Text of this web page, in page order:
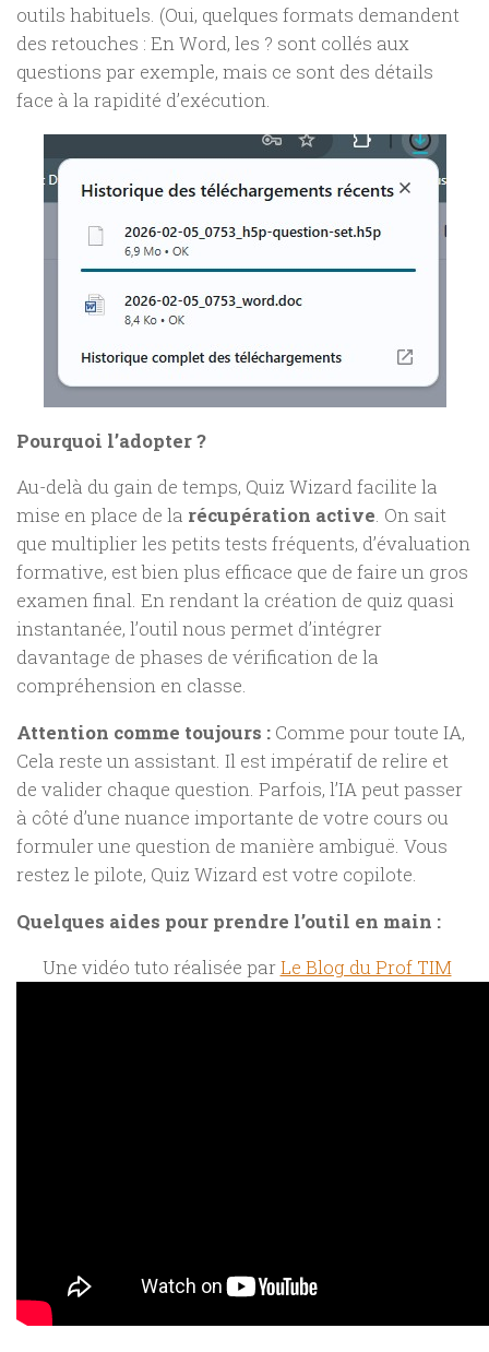
outils habituels. (Oui, quelques formats demandent
des retouches : En Word, les ? sont collés aux
questions par exemple, mais ce sont des détails
face à la rapidité d’exécution.
Pourquoi l’adopter ?
Au-delà du gain de temps, Quiz Wizard facilite la
mise en place de la récupération active. On sait
que multiplier les petits tests fréquents, d’évaluation
formative, est bien plus efficace que de faire un gros
examen final. En rendant la création de quiz quasi
instantanée, l’outil nous permet d’intégrer
davantage de phases de vérification de la
compréhension en classe.
Attention comme toujours : Comme pour toute IA,
Cela reste un assistant. Il est impératif de relire et
de valider chaque question. Parfois, l’IA peut passer
à côté d’une nuance importante de votre cours ou
formuler une question de manière ambiguë. Vous
restez le pilote, Quiz Wizard est votre copilote.
Quelques aides pour prendre l’outil en main :
Une vidéo tuto réalisée parLe Blog du Prof TIM